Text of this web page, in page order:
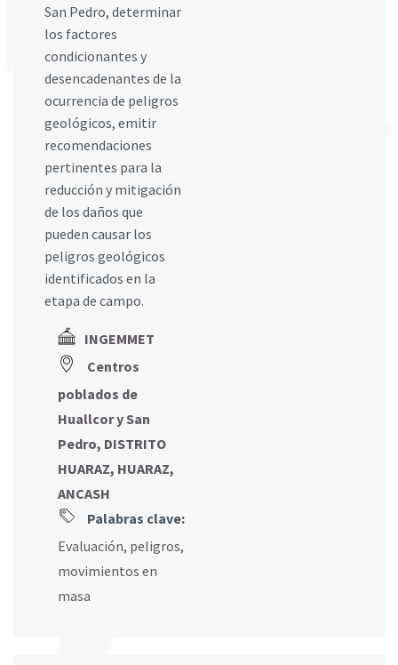
San Pedro, determinar
los factores
condicionantes y
desencadenantes de la
ocurrencia de peligros
geológicos, emitir
recomendaciones
pertinentes para la
reducción y mitigación
de los daños que
pueden causar los
peligros geológicos
identificados en la
etapa de campo.
INGEMMET
Centros
poblados de
Huallcor y San
Pedro, DISTRITO
HUARAZ, HUARAZ,
ANCASH
Palabras clave:
Evaluación, peligros,
movimientos en
masa